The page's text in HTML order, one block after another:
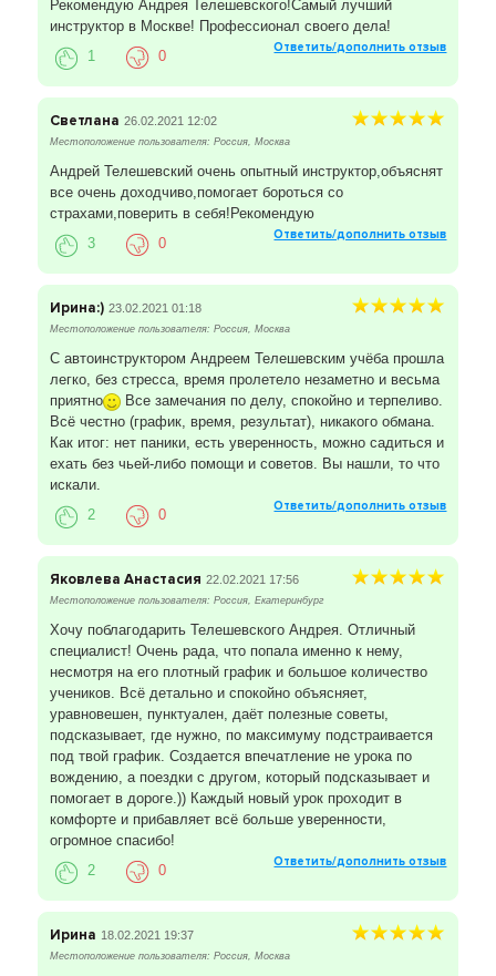
Рекомендую Андрея Телешевского!Самый лучший
инструктор в Москве! Профессионал своего дела!
Ответить/дополнить отзыв
1 0
Светлана 26.02.2021 12:02
Местоположение пользователя: Россия, Москва
Андрей Телешевский очень опытный инструктор,объяснят
все очень доходчиво,помогает бороться со
страхами,поверить в себя!Рекомендую
Ответить/дополнить отзыв
3 0
Ирина:) 23.02.2021 01:18
Местоположение пользователя: Россия, Москва
С автоинструктором Андреем Телешевским учёба прошла
легко, без стресса, время пролетело незаметно и весьма
приятно
Все замечания по делу, спокойно и терпеливо.
Всё честно (график, время, результат), никакого обмана.
Как итог: нет паники, есть уверенность, можно садиться и
ехать без чьей-либо помощи и советов. Вы нашли, то что
искали.
Ответить/дополнить отзыв
2 0
Яковлева Анастасия 22.02.2021 17:56
Местоположение пользователя: Россия, Екатеринбург
Хочу поблагодарить Телешевского Андрея. Отличный
специалист! Очень рада, что попала именно к нему,
несмотря на его плотный график и большое количество
учеников. Всё детально и спокойно объясняет,
уравновешен, пунктуален, даёт полезные советы,
подсказывает, где нужно, по максимуму подстраивается
под твой график. Создается впечатление не урока по
вождению, а поездки с другом, который подсказывает и
помогает в дороге.)) Каждый новый урок проходит в
комфорте и прибавляет всё больше уверенности,
огромное спасибо!
Ответить/дополнить отзыв
2 0
Ирина 18.02.2021 19:37
Местоположение пользователя: Россия, Москва